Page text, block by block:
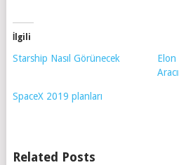
İlgili
Starship Nasıl Görünecek
Elon
SpaceX 2019 planları
Related Posts